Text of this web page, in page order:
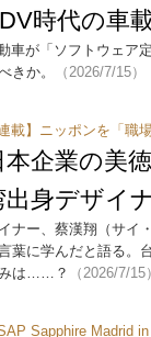
時代の車
車が「ソフトウェア
きか。
（2026/7/15）
連載】ニッポンを「職
本企業の美
出身デザイ
ナー、蔡漢翔（サイ
葉に学んだと語る
みは……？
（2026/7/15）
SAP Sapphire Madrid